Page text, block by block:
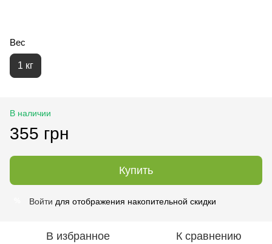
Вес
1 кг
В наличии
355 грн
Купить
Войти для отображения накопительной скидки
В избранное К сравнению